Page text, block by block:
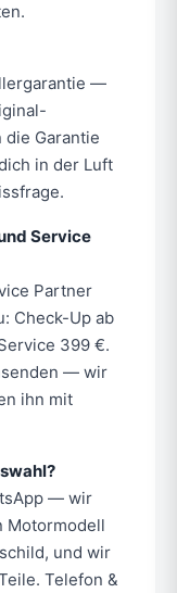
—
die Garantie
in der Luft
Service
Partner
Check-Up ab
399 €.
— wir
ihn mit
— wir
Motormodell
und wir
Telefon &